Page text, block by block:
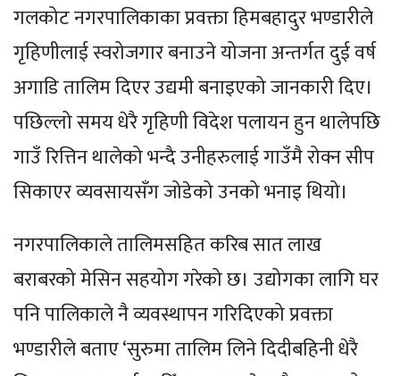
गलकोट नगरपालिकाका प्रवक्ता हिमबहादुर भण्डारीले
गृहिणीलाई स्वरोजगार बनाउने योजना अन्तर्गत दुई वर्ष
अगाडि तालिम दिएर उद्यमी बनाइएको जानकारी दिए।
पछिल्लो समय धेरै गृहिणी विदेश पलायन हुन थालेपछि
गाउँ रित्तिन थालेको भन्दै उनीहरुलाई गाउँमै रोक्न सीप
सिकाएर व्यवसायसँग जोडेको उनको भनाइ थियो।
नगरपालिकाले तालिमसहित करिब सात लाख
बराबरको मेसिन सहयोग गरेको छ। उद्योगका लागि घर
पनि पालिकाले नै व्यवस्थापन गरिदिएको प्रवक्ता
भण्डारीले बताए ‘सुरुमा तालिम लिने दिदीबहिनी धेरै